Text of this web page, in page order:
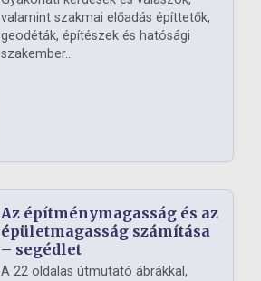
valamint szakmai előadás építtetők,
geodéták, építészek és hatósági
szakember...
Az építménymagasság és az
épületmagasság számítása
– segédlet
A 22 oldalas útmutató ábrákkal,